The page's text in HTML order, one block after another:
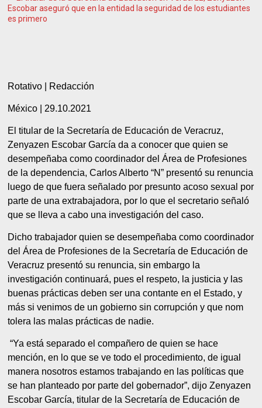
Escobar aseguró que en la entidad la seguridad de los estudiantes
es primero
Rotativo | Redacción
México | 29.10.2021
El titular de la Secretaría de Educación de Veracruz,
Zenyazen Escobar García da a conocer que quien se
desempeñaba como coordinador del Área de Profesiones
de la dependencia, Carlos Alberto “N” presentó su renuncia
luego de que fuera señalado por presunto acoso sexual por
parte de una extrabajadora, por lo que el secretario señaló
que se lleva a cabo una investigación del caso.
Dicho trabajador quien se desempeñaba como coordinador
del Área de Profesiones de la Secretaría de Educación de
Veracruz presentó su renuncia, sin embargo la
investigación continuará, pues el respeto, la justicia y las
buenas prácticas deben ser una contante en el Estado, y
más si venimos de un gobierno sin corrupción y que nom
tolera las malas prácticas de nadie.
“Ya está separado el compañero de quien se hace
mención, en lo que se ve todo el procedimiento, de igual
manera nosotros estamos trabajando en las políticas que
se han planteado por parte del gobernador”, dijo Zenyazen
Escobar García, titular de la Secretaría de Educación de